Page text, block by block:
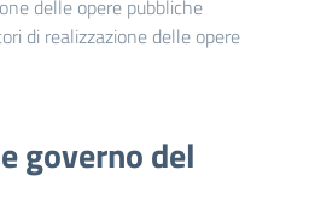
delle opere pubbliche
di realizzazione delle opere
governo del